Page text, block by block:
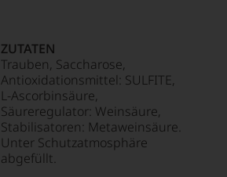
ZUTATEN
Trauben, Saccharose,
Antioxidationsmittel: SULFITE,
L-Ascorbinsäure,
Säureregulator: Weinsäure,
Stabilisatoren: Metaweinsäure.
Unter Schutzatmosphäre
abgefüllt.